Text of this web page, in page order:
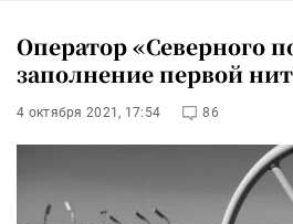
Оператор «Северного
заполнение первой
4 октября 2021, 17:54 86